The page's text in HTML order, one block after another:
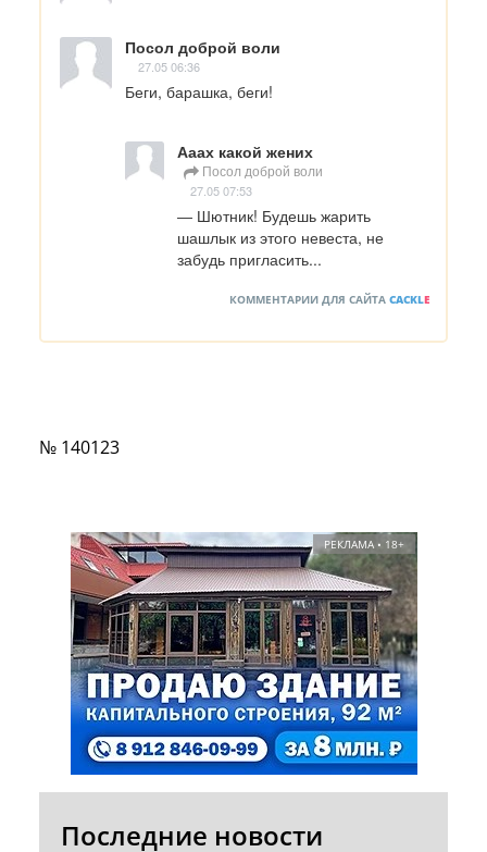
Посол доброй воли
27.05 06:36
Беги, барашка, беги!
Ааах какой жених
Посол доброй воли
27.05 07:53
― Шютник! Будешь жарить
шашлык из этого невеста, не
забудь пригласить...
КОММЕНТАРИИ ДЛЯ САЙТА CACKLE
№ 140123
РЕКЛАМА • 18+
Последние новости